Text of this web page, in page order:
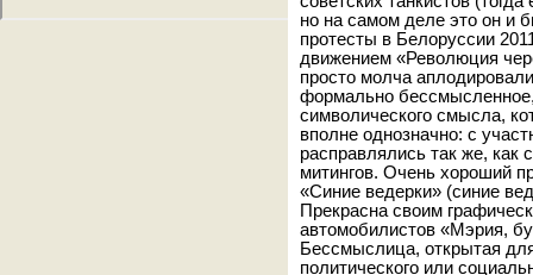
но на самом деле это он и
протесты в Белоруссии
движением «Революция
просто молча
формально бессмысленное,
символического смысла,
вполне однозначно: с
расправлялись так же, как
митингов. Очень хороший
«Синие ведерки» (синие
Прекрасна своим
автомобилистов «Мэрия,
Бессмыслица, открытая
политического или